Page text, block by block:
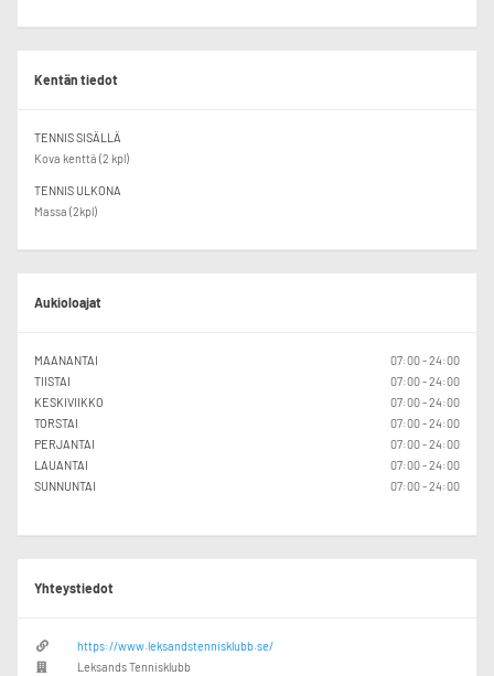
Kentän tiedot
TENNIS SISÄLLÄ
Kova kenttä (2 kpl)
TENNIS ULKONA
Massa (2kpl)
Aukioloajat
MAANANTAI
07:00 - 24:00
TIISTAI
07:00 - 24:00
KESKIVIIKKO
07:00 - 24:00
TORSTAI
07:00 - 24:00
PERJANTAI
07:00 - 24:00
LAUANTAI
07:00 - 24:00
SUNNUNTAI
07:00 - 24:00
Yhteystiedot
https://www.leksandstennisklubb.se/
Leksands Tennisklubb